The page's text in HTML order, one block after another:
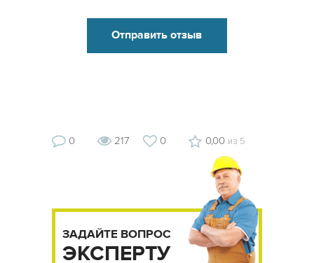
0 217 0 0,00 из 5
ЗАДАЙТЕ ВОПРОС
ЭКСПЕРТУ